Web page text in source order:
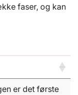
faser, og kan
er det første